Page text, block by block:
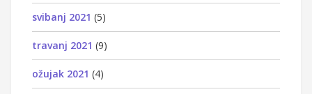
svibanj 2021 (5)
travanj 2021 (9)
ožujak 2021 (4)